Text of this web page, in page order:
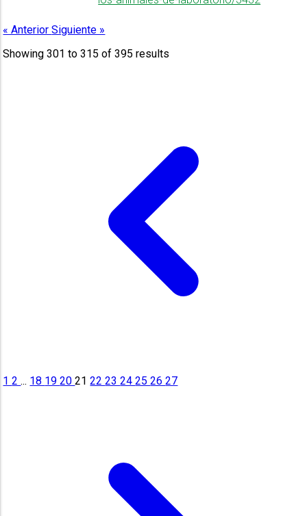
« AnteriorSiguiente »
Showing301 to315 of395 results
12... 18 192021 222324252627